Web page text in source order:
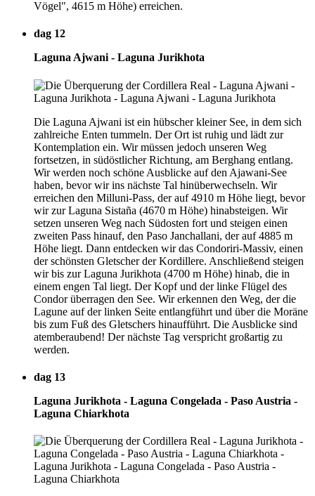
Vögel", 4615 m Höhe) erreichen.
dag 12
Laguna Ajwani - Laguna Jurikhota
Die Laguna Ajwani ist ein hübscher kleiner See, in dem sich
zahlreiche Enten tummeln. Der Ort ist ruhig und lädt zur
Kontemplation ein. Wir müssen jedoch unseren Weg
fortsetzen, in südöstlicher Richtung, am Berghang entlang.
Wir werden noch schöne Ausblicke auf den Ajawani-See
haben, bevor wir ins nächste Tal hinüberwechseln. Wir
erreichen den Milluni-Pass, der auf 4910 m Höhe liegt, bevor
wir zur Laguna Sistaña (4670 m Höhe) hinabsteigen. Wir
setzen unseren Weg nach Südosten fort und steigen einen
zweiten Pass hinauf, den Paso Janchallani, der auf 4885 m
Höhe liegt. Dann entdecken wir das Condoriri-Massiv, einen
der schönsten Gletscher der Kordillere. Anschließend steigen
wir bis zur Laguna Jurikhota (4700 m Höhe) hinab, die in
einem engen Tal liegt. Der Kopf und der linke Flügel des
Condor überragen den See. Wir erkennen den Weg, der die
Lagune auf der linken Seite entlangführt und über die Moräne
bis zum Fuß des Gletschers hinaufführt. Die Ausblicke sind
atemberaubend! Der nächste Tag verspricht großartig zu
werden.
dag 13
Laguna Jurikhota - Laguna Congelada - Paso Austria -
Laguna Chiarkhota